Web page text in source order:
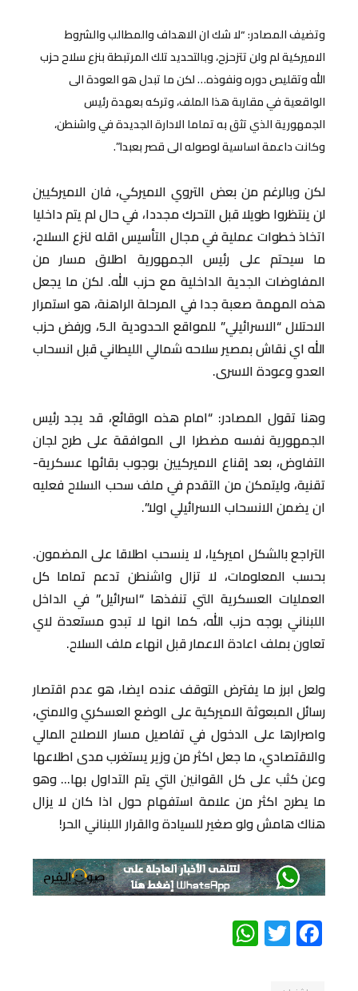
وتضيف المصادر: “لا شك ان الاهداف والمطالب والشروط
الاميركية لم ولن تتزحزح، وبالتحديد تلك المرتبطة بنزع سلاح حزب
الله وتقليص دوره ونفوذه… لكن ما تبدل هو العودة الى
الواقعية في مقاربة هذا الملف، وتركه بعهدة رئيس
الجمهورية الذي تثق به تماما الادارة الجديدة في واشنطن،
وكانت داعمة اساسية لوصوله الى قصر بعبدا”.
لكن وبالرغم من بعض التروي الاميركي، فان الاميركيين
لن ينتظروا طويلا قبل التحرك مجددا، في حال لم يتم داخليا
اتخاذ خطوات عملية في مجال التأسيس اقله لنزع السلاح،
ما سيحتم على رئيس الجمهورية اطلاق مسار من
المفاوضات الجدية الداخلية مع حزب الله. لكن ما يجعل
هذه المهمة صعبة جدا في المرحلة الراهنة، هو استمرار
الاحتلال “الاسرائيلي” للمواقع الحدودية الـ5، ورفض حزب
الله اي نقاش بمصير سلاحه شمالي الليطاني قبل انسحاب
العدو وعودة الاسرى.
وهنا تقول المصادر: “امام هذه الوقائع، قد يجد رئيس
الجمهورية نفسه مضطرا الى الموافقة على طرح لجان
التفاوض، بعد إقناع الاميركيين بوجوب بقائها عسكرية-
تقنية، وليتمكن من التقدم في ملف سحب السلاح فعليه
ان يضمن الانسحاب الاسرائيلي اولا”.
التراجع بالشكل اميركيا، لا ينسحب اطلاقا على المضمون.
بحسب المعلومات، لا تزال واشنطن تدعم تماما كل
العمليات العسكرية التي تنفذها “اسرائيل” في الداخل
اللبناني بوجه حزب الله، كما انها لا تبدو مستعدة لاي
تعاون بملف اعادة الاعمار قبل انهاء ملف السلاح.
ولعل ابرز ما يفترض التوقف عنده ايضا، هو عدم اقتصار
رسائل المبعوثة الاميركية على الوضع العسكري والامني،
واصرارها على الدخول في تفاصيل مسار الاصلاح المالي
والاقتصادي، ما جعل اكثر من وزير يستغرب مدى اطلاعها
وعن كثب على كل القوانين التي يتم التداول بها… وهو
ما يطرح اكثر من علامة استفهام حول اذا كان لا يزال
هناك هامش ولو صغير للسيادة والقرار اللبناني الحر!
Facebook
Twitter
WhatsApp